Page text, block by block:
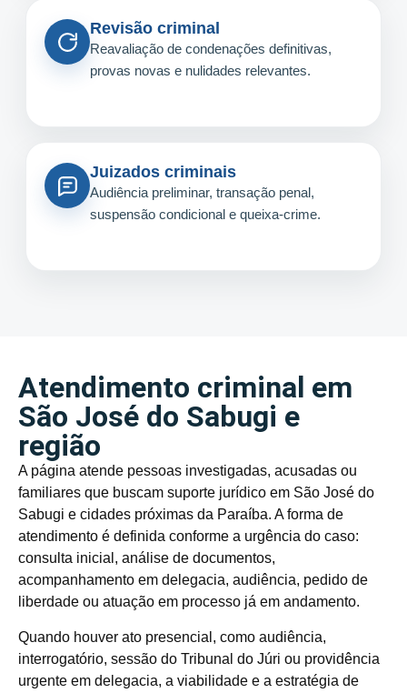
Revisão criminal
Reavaliação de condenações definitivas,
provas novas e nulidades relevantes.
Juizados criminais
Audiência preliminar, transação penal,
suspensão condicional e queixa-crime.
Atendimento criminal em
São José do Sabugi e
região
A página atende pessoas investigadas, acusadas ou
familiares que buscam suporte jurídico em São José do
Sabugi e cidades próximas da Paraíba. A forma de
atendimento é definida conforme a urgência do caso:
consulta inicial, análise de documentos,
acompanhamento em delegacia, audiência, pedido de
liberdade ou atuação em processo já em andamento.
Quando houver ato presencial, como audiência,
interrogatório, sessão do Tribunal do Júri ou providência
urgente em delegacia, a viabilidade e a estratégia de